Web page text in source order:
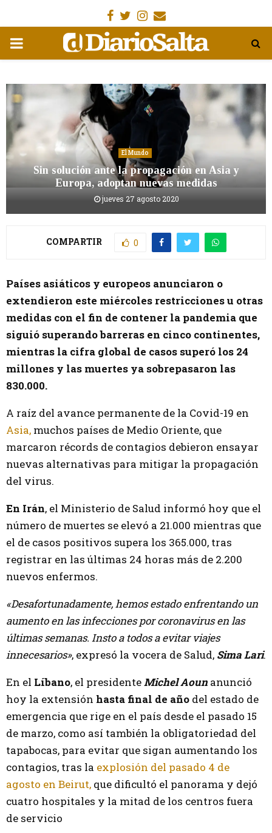
Facebook
Gorjeo
Instagram
Email
MENÚ
El Mundo
Sin solución ante la propagación en Asia y
Europa, adoptan nuevas medidas
jueves 27 agosto 2020
COMPARTIR 0
Países asiáticos y europeos anunciaron o
extendieron este miércoles restricciones u otras
medidas con el fin de contener la pandemia que
siguió superando barreras en cinco continentes,
mientras la cifra global de casos superó los 24
millones y las muertes ya sobrepasaron las
830.000.
A raíz del avance permanente de la Covid-19 en
Asia, muchos países de Medio Oriente, que
marcaron récords de contagios debieron ensayar
nuevas alternativas para mitigar la propagación
del virus.
En Irán, el Ministerio de Salud informó hoy que el
número de muertes se elevó a 21.000 mientras que
el de casos positivos supera los 365.000, tras
registrar en las últimas 24 horas más de 2.200
nuevos enfermos.
«Desafortunadamente, hemos estado enfrentando un
aumento en las infecciones por coronavirus en las
últimas semanas. Insto a todos a evitar viajes
innecesarios», expresó la vocera de Salud, Sima Lari.
En el Líbano, el presidenteMichel Aoun anunció
hoy la extensión hasta final de año del estado de
emergencia que rige en el país desde el pasado 15
de marzo, como así también la obligatoriedad del
tapabocas, para evitar que sigan aumentando los
contagios, tras la explosión del pasado 4 de
agosto en Beirut, que dificultó el panorama y dejó
cuatro hospitales y la mitad de los centros fuera
de servicio